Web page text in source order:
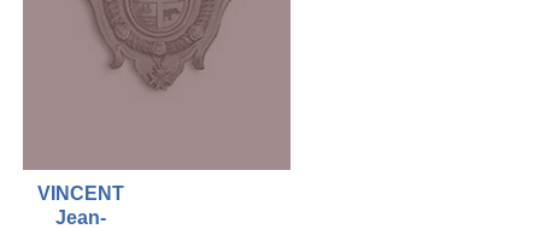
VINCENT
Jean-